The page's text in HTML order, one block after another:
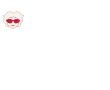
al